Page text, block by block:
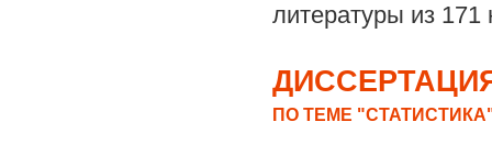
литературы из 171
ПО ТЕМЕ